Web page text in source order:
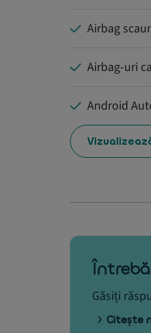
Airbag
Airbag-uri
Android
Găsiți
Citește